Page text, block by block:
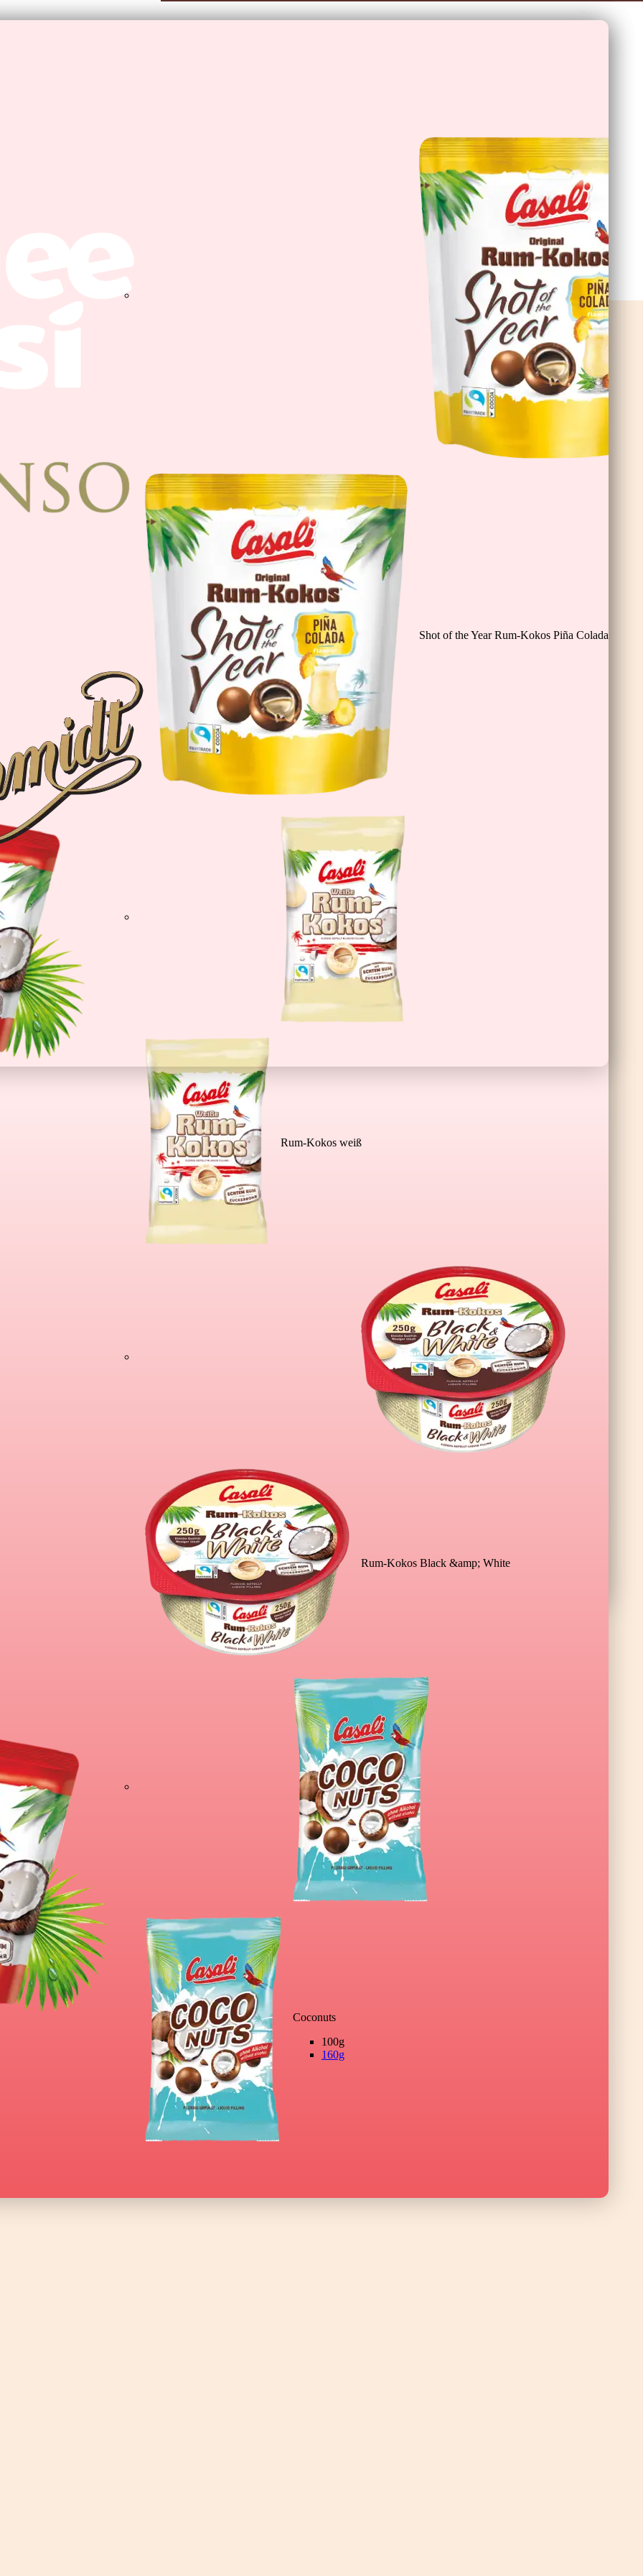
Shot of the Year Rum-Kokos Piña Colada
Rum-Kokos weiß
Rum-Kokos Black &amp; White
Coconuts
100g
160g